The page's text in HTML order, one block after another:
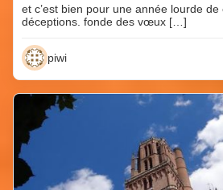
et c’est bien pour une année lourde
déceptions. fonde des vœux […]
piwi